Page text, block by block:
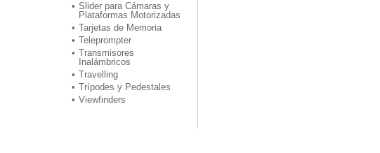
Slider para Cámaras y
Plataformas Motorizadas
Tarjetas de Memoria
Teleprompter
Transmisores
Inalámbricos
Travelling
Trípodes y Pedestales
Viewfinders